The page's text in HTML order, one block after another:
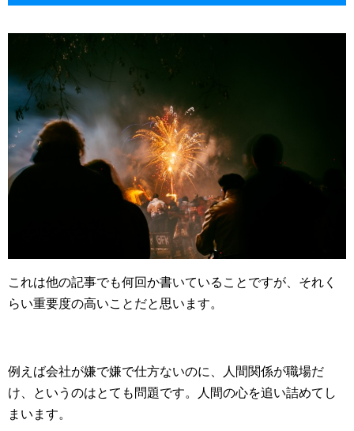
これは他の記事でも何回か書いていることですが、それく
らい重要度の高いことだと思います。
例えば会社が嫌で嫌で仕方ないのに、人間関係が職場だ
け、というのはとても問題です。人間の心を追い詰めてし
まいます。